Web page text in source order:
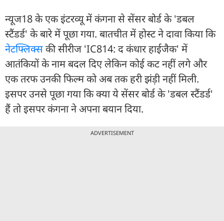
न्यूज18 के एक इंटरव्यू में कंगना से सेंसर बोर्ड के 'डबल
स्टैंडर्ड' के बारे में पूछा गया. बातचीत में होस्ट ने दावा किया कि
नेटफ्लिक्सकी सीरीज 'IC814: द कंधार हाईजैक' में
आतंकियों के नाम बदल दिए लेकिन कोई कट नहीं लगे और
एक तरफ उनकी फिल्म को अब तक हरी झंड़ी नहीं मिली.
इसपर उनसे पूछा गया कि क्या ये सेंसर बोर्ड के 'डबल स्टैंडर्ड'
हैं तो इसपर कंगना ने अपना बयान दिया.
ADVERTISEMENT